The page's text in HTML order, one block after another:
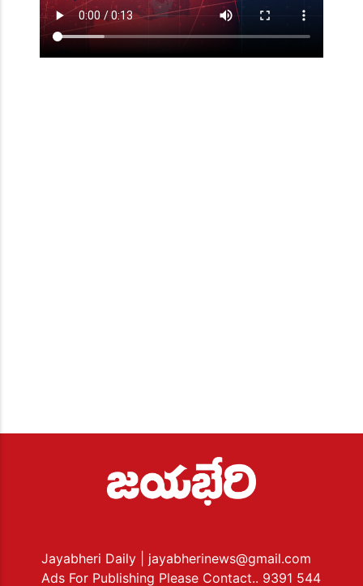
Jayabheri Daily
| jayabherinews@gmail.com
Ads For Publishing Please Contact.. 9391 544